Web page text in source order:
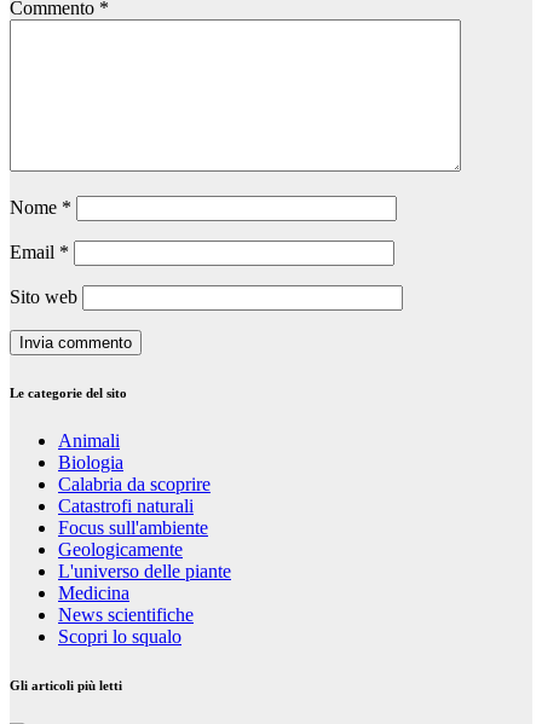
Commento *
Nome *
Email *
Sito web
Le categorie del sito
Animali
Biologia
Calabria da scoprire
Catastrofi naturali
Focus sull'ambiente
Geologicamente
L'universo delle piante
Medicina
News scientifiche
Scopri lo squalo
Gli articoli più letti